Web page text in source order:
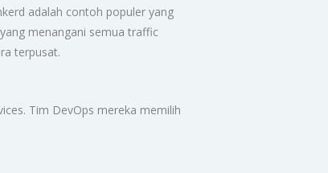
adalah contoh populer yang
menangani semua traffic
terpusat.
Tim DevOps mereka memilih